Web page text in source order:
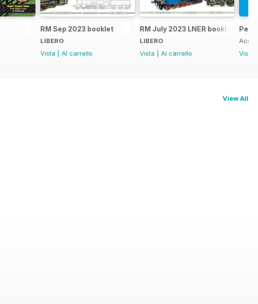
RM Sep 2023 booklet
LIBERO
Vista
Al carrello
RM July 2023 LNER booklet
LIBERO
Vista
Al carrello
Vista
View All